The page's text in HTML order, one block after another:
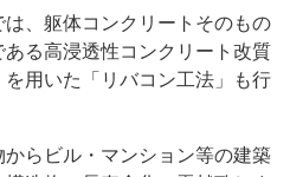
、躯体コンクリートそのもの
る高浸透性コンクリート改質
用いた「リバコン工法」も行
らビル・マンション等の建築